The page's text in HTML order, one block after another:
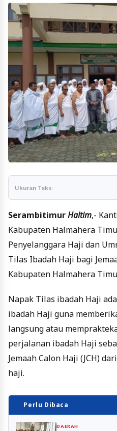
Ukuran Teks:
SerambitimurHaltim,-
Kabupaten Halmahera
Penyelanggara Haji dan
Tilas Ibadah Haji bagi
Kabupaten Halmahera
Napak Tilas ibadah Haji
ibadah Haji guna
langsung atau
perjalanan ibadah Haji
Jemaah Calon Haji (JCH)
haji.
Perlu Dibaca
DAERAH